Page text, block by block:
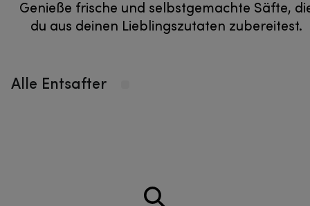
Genieße frische und selbstgemachte Säfte,
du aus deinen Lieblingszutaten zubereitest.
Alle Entsafter